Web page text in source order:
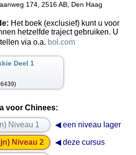
174, 2516 AB, Den Haag
Het boek (exclusief) kunt u voor
hetzelfde traject gebruiken. U
via o.a. bol.com
Deel 1
voor Chinees:
Niveau 1 ◀ een niveau lager
Niveau 2 ◀ deze cursus